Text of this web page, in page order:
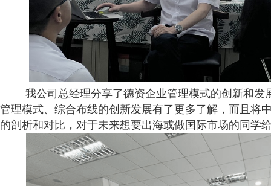
我公司总经理分享了德资企业管理模式的创新和发
管理模式、综合布线的创新发展有了更多了解，而且将
的剖析和对比，对于未来想要出海或做国际市场的同学